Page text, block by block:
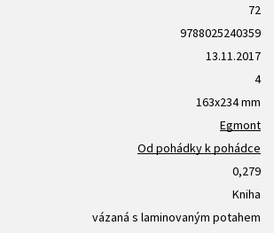
72
9788025240359
13.11.2017
4
163x234 mm
Egmont
Od pohádky k pohádce
0,279
Kniha
vázaná s laminovaným potahem